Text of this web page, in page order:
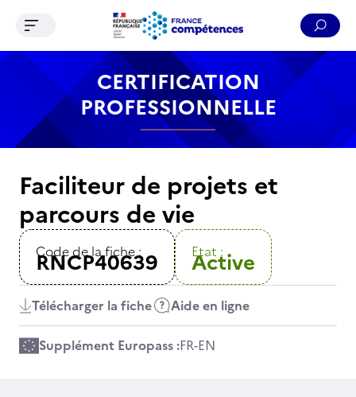
Contenu Recherche Menu Pied de page
Ouvrir le menu de navigation
CERTIFICATION
PROFESSIONNELLE
Faciliteur de projets et
parcours de vie
Code de la fiche :
RNCP40639 Etat :
Active
Télécharger la fiche Aide en ligne
Supplément Europass :FR-EN